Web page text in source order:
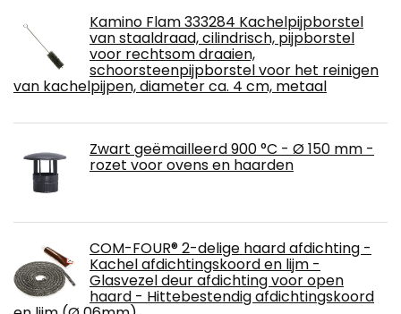
Kamino Flam 333284 Kachelpijpborstel
van staaldraad, cilindrisch, pijpborstel
voor rechtsom draaien,
schoorsteenpijpborstel voor het reinigen
van kachelpijpen, diameter ca. 4 cm, metaal
Zwart geëmailleerd 900 °C - Ø 150 mm -
rozet voor ovens en haarden
COM-FOUR® 2-delige haard afdichting -
Kachel afdichtingskoord en lijm -
Glasvezel deur afdichting voor open
haard - Hittebestendig afdichtingskoord